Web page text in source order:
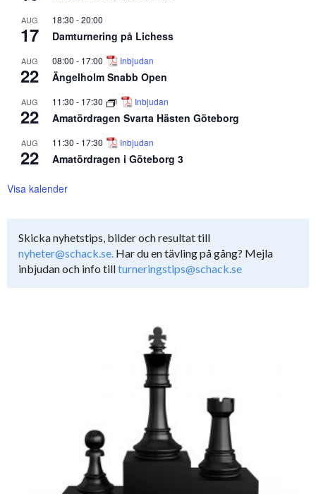
AUG
17
18:30 -20:00
Damturnering på Lichess
AUG
22
08:00 - 17:00 Inbjudan
Ängelholm Snabb Open
AUG
22
11:30 - 17:30 Inbjudan
Amatördragen Svarta Hästen Göteborg
AUG
22
11:30 - 17:30 Inbjudan
Amatördragen i Göteborg 3
Visa kalender
Skicka nyhetstips, bilder och resultat till
nyheter@schack.se. Har du en tävling på gång? Mejla
inbjudan och info tillturneringstips@schack.se